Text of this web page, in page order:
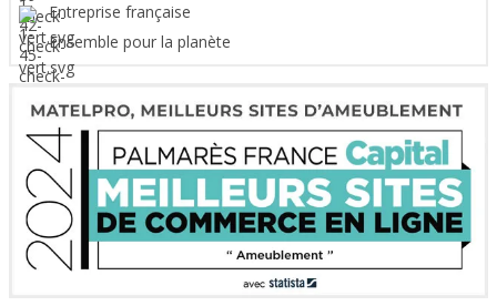
Entreprise française
Ensemble pour la planète